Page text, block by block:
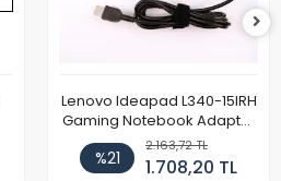
Lenovo Ideapad L340-15IRH
Gaming Notebook Adaptör
Cihazı Şarj Aleti (150W)
%21
2.163,72 TL
1.708,20 TL